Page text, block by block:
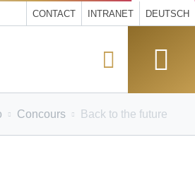
CONTACT INTRANET DEUTSCH
Concours Back to the future